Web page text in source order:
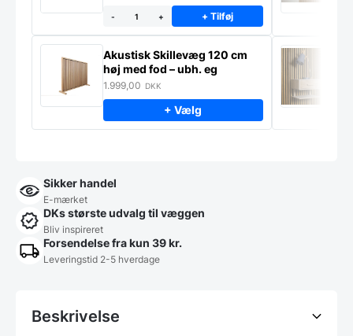
- + + Tilføj
Akustisk Skillevæg 120 cm
høj med fod – ubh. eg
1.999,00 DKK
+ Vælg
Sikker handel
E-mærket
DKs største udvalg til væggen
Bliv inspireret
Forsendelse fra kun 39 kr.
Leveringstid 2-5 hverdage
Beskrivelse